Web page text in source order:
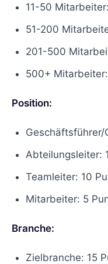
11-50
51-200
201-500
500+
Position:
Geschäftsführer/
Abteilungsleiter:
Teamleiter: 10
Mitarbeiter: 5
Branche:
Zielbranche: 15